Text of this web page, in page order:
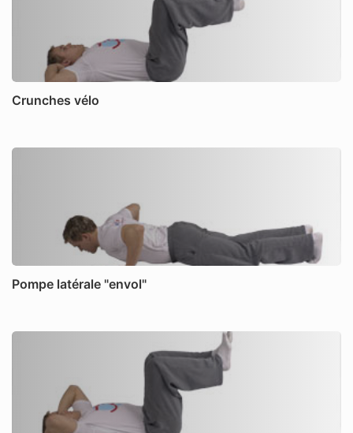
Crunches vélo
Pompe latérale "envol"